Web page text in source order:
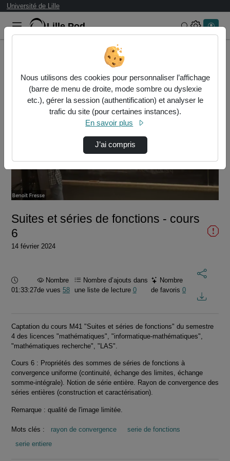
Université de Lille
Lille.Pod Rechercher
Suites et séries de fonctions - cours 6
Lire
la
vidéo
Suites et séries de fonctions - cours
6
14 février 2024
Durée :
01:33:27
Nombre
de vues 58
Nombre d’ajouts dans
une liste de lecture 0
Nombre
de favoris0
Captation du cours M41 "Suites et séries de fonctions" du semestre
4 des licences "mathématiques", "informatique-mathématiques",
"mathématiques recherche", "LAS".
Cours 6 : Propriétés des sommes de séries de fonctions à
convergence uniforme (continuité, échange des limites, échange
somme-intégrale). Notion de série entière. Rayon de convergence des
séries entières (construction et caractérisation).
Remarque : qualité de l'image limitée.
Mots clés : rayon de convergence
serie de fonctions
serie entiere
Nous utilisons des cookies pour personnaliser l’affichage
(barre de menu de droite, mode sombre ou dyslexie
etc.), gérer la session (authentification) et analyser le
trafic du site (pour certaines instances).
En savoir plus
J’ai compris